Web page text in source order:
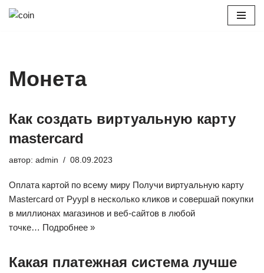
Монета
Как создать виртуальную карту
mastercard
автор: admin 08.09.2023
Оплата картой по всему миру Получи виртуальную карту
Mastercard от Pyypl в несколько кликов и совершай покупки
в миллионах магазинов и веб-сайтов в любой
точке… Подробнее »
Какая платежная система лучше